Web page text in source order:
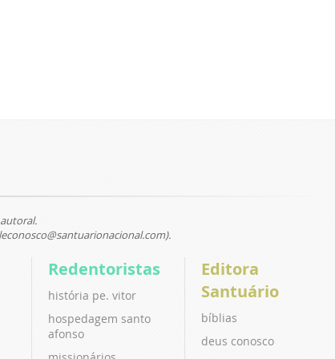
Redentoristas
história pe. vitor
hospedagem santo
afonso
Editora
Santuário
bíblias
deus conosco